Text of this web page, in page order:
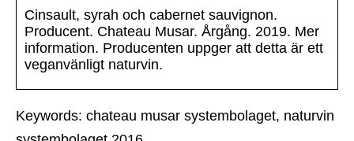
Cinsault, syrah och cabernet sauvignon.
Producent. Chateau Musar. Årgång. 2019. Mer
information. Producenten uppger att detta är ett
veganvänligt naturvin.
Keywords: chateau musar systembolaget, naturvin